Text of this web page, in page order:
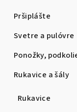
Pršiplášte
Svetre a pulóvre
Ponožky,
Rukavice a šály
Rukavice